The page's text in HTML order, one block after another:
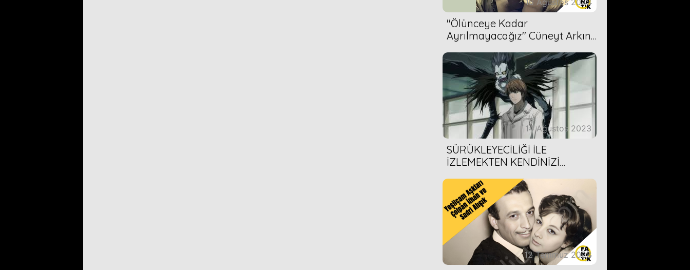
16 Ağustos 2023
''Ölünceye Kadar
Ayrılmayacağız'' Cüneyt Arkın-
14 Ağustos 2023
SÜRÜKLEYECİLİĞİ İLE
İZLEMEKTEN KENDİNİZİ
ÖNERİMİZ
12 Temmuz 2023